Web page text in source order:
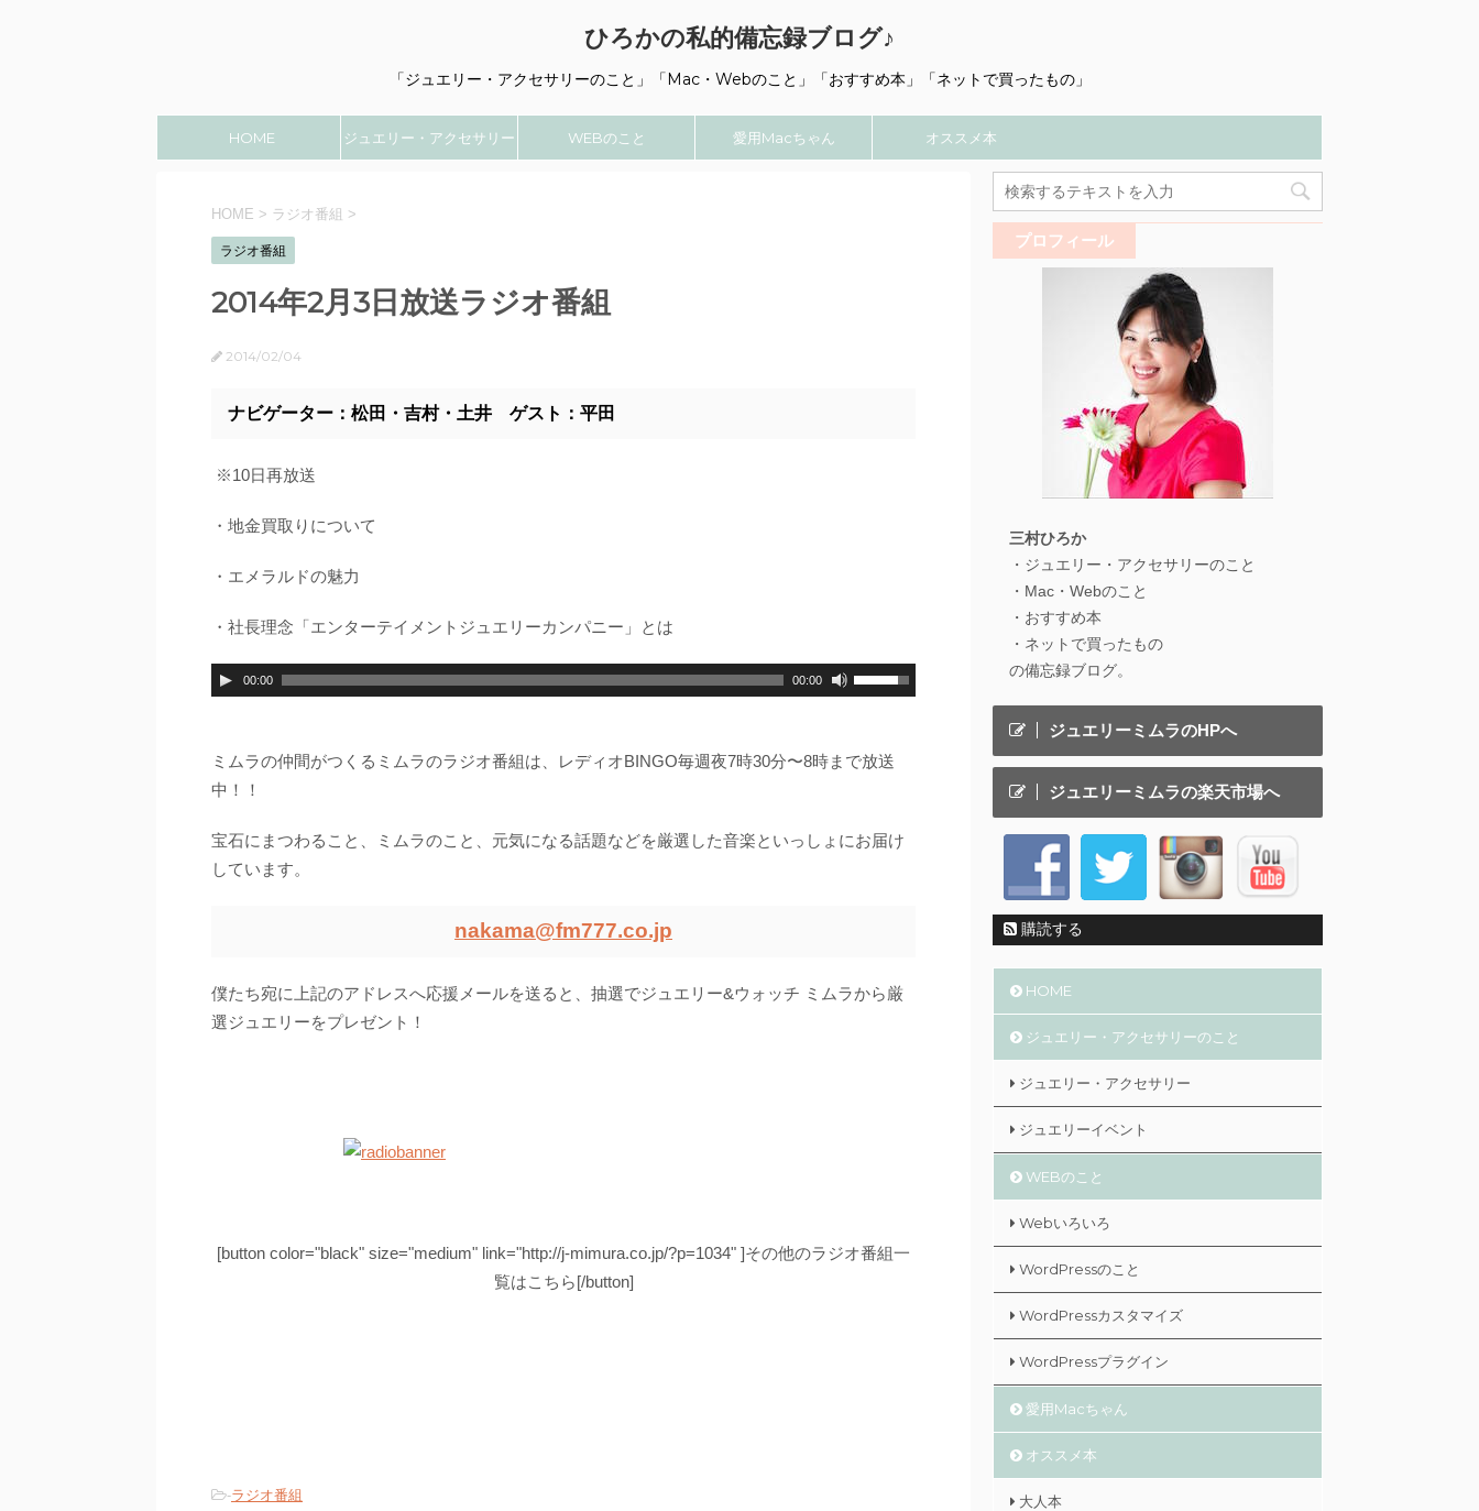
ひろかの私的備忘録ブログ♪
「ジュエリー・アクセサリーのこと」「Mac・Webのこと」「おすすめ本」「ネットで買ったもの」
HOME ジュエリー・アクセサリー WEBのこと 愛用Macちゃん オススメ本
HOME > ラジオ番組 >
ラジオ番組
2014年2月3日放送ラジオ番組
2014/02/04
ナビゲーター：松田・吉村・土井 ゲスト：平田
※10日再放送
・地金買取りについて
・エメラルドの魅力
・社長理念「エンターテイメントジュエリーカンパニー」とは
00:00 00:00
ミムラの仲間がつくるミムラのラジオ番組は、レディオBINGO毎週夜7時30分〜8時まで放送
中！！
宝石にまつわること、ミムラのこと、元気になる話題などを厳選した音楽といっしょにお届け
しています。
nakama@fm777.co.jp
僕たち宛に上記のアドレスへ応援メールを送ると、抽選でジュエリー&ウォッチ ミムラから厳
選ジュエリーをプレゼント！
[button color="black" size="medium" link="http://j-mimura.co.jp/?p=1034" ]その他のラジオ番組一
覧はこちら[/button]
-ラジオ番組
プロフィール
三村ひろか
・ジュエリー・アクセサリーのこと
・Mac・Webのこと
・おすすめ本
・ネットで買ったもの
の備忘録ブログ。
ジュエリーミムラのHPへ
ジュエリーミムラの楽天市場へ
購読する
HOME
ジュエリー・アクセサリーのこと
ジュエリー・アクセサリー
ジュエリーイベント
WEBのこと
Webいろいろ
WordPressのこと
WordPressカスタマイズ
WordPressプラグイン
愛用Macちゃん
オススメ本
大人本